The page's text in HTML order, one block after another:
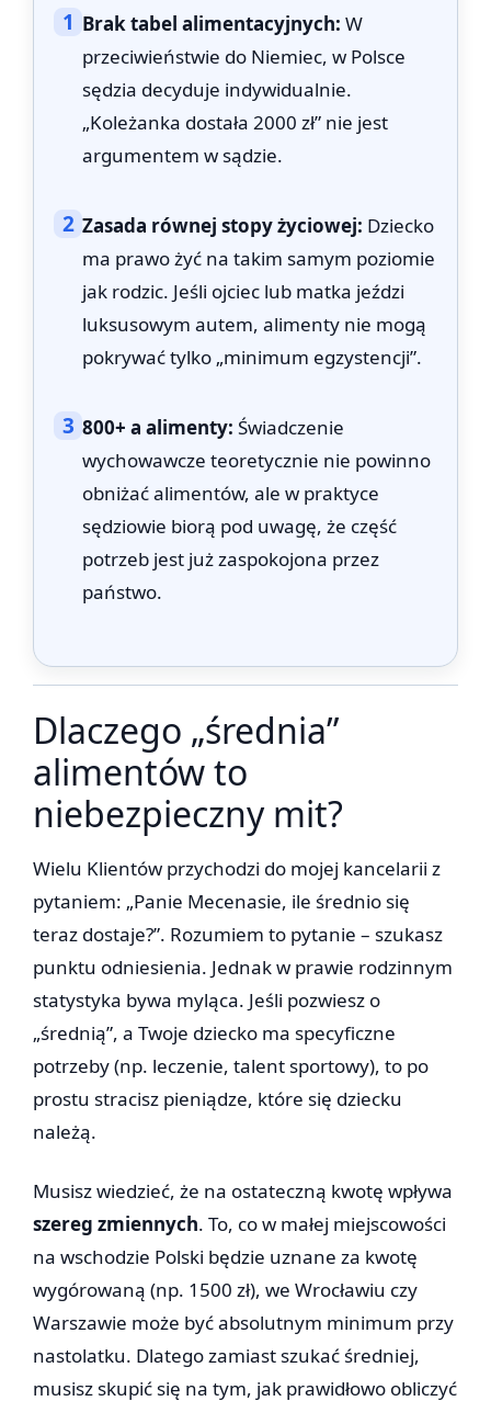
1 Brak tabel alimentacyjnych: W
przeciwieństwie do Niemiec, w Polsce
sędzia decyduje indywidualnie.
„Koleżanka dostała 2000 zł” nie jest
argumentem w sądzie.
2 Zasada równej stopy życiowej: Dziecko
ma prawo żyć na takim samym poziomie
jak rodzic. Jeśli ojciec lub matka jeździ
luksusowym autem, alimenty nie mogą
pokrywać tylko „minimum egzystencji”.
3 800+ a alimenty: Świadczenie
wychowawcze teoretycznie nie powinno
obniżać alimentów, ale w praktyce
sędziowie biorą pod uwagę, że część
potrzeb jest już zaspokojona przez
państwo.
Dlaczego „średnia”
alimentów to
niebezpieczny mit?
Wielu Klientów przychodzi do mojej kancelarii z
pytaniem: „Panie Mecenasie, ile średnio się
teraz dostaje?”. Rozumiem to pytanie – szukasz
punktu odniesienia. Jednak w prawie rodzinnym
statystyka bywa myląca. Jeśli pozwiesz o
„średnią”, a Twoje dziecko ma specyficzne
potrzeby (np. leczenie, talent sportowy), to po
prostu stracisz pieniądze, które się dziecku
należą.
Musisz wiedzieć, że na ostateczną kwotę wpływa
szereg zmiennych. To, co w małej miejscowości
na wschodzie Polski będzie uznane za kwotę
wygórowaną (np. 1500 zł), we Wrocławiu czy
Warszawie może być absolutnym minimum przy
nastolatku. Dlatego zamiast szukać średniej,
musisz skupić się na tym, jak prawidłowo obliczyć